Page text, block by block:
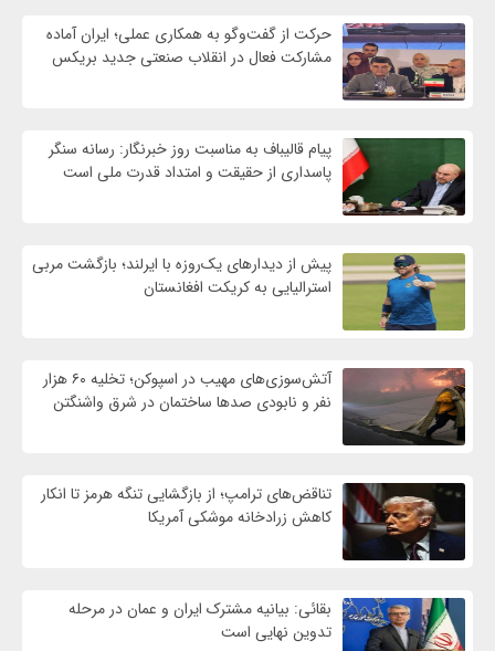
حرکت از گفت‌وگو به همکاری عملی؛ ایران آماده
مشارکت فعال در انقلاب صنعتی جدید بریکس
پیام قالیباف به مناسبت روز خبرنگار: رسانه سنگر
پاسداری از حقیقت و امتداد قدرت ملی است
پیش از دیدارهای یک‌روزه با ایرلند؛ بازگشت مربی
استرالیایی به کریکت افغانستان
آتش‌سوزی‌های مهیب در اسپوکن؛ تخلیه ۶۰ هزار
نفر و نابودی صدها ساختمان در شرق واشنگتن
تناقض‌های ترامپ؛ از بازگشایی تنگه هرمز تا انکار
کاهش زرادخانه موشکی آمریکا
بقائی: بیانیه مشترک ایران و عمان در مرحله
تدوین نهایی است